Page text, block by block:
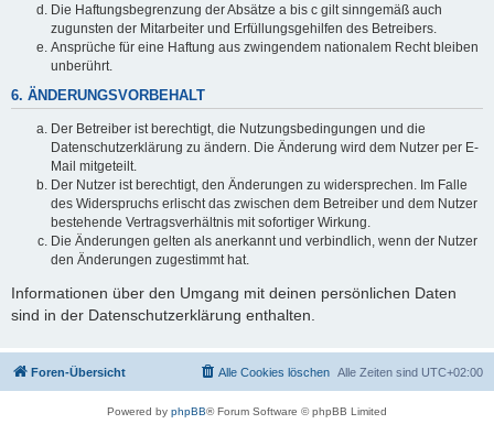
Die Haftungsbegrenzung der Absätze a bis c gilt sinngemäß auch
zugunsten der Mitarbeiter und Erfüllungsgehilfen des Betreibers.
Ansprüche für eine Haftung aus zwingendem nationalem Recht bleiben
unberührt.
6. ÄNDERUNGSVORBEHALT
Der Betreiber ist berechtigt, die Nutzungsbedingungen und die
Datenschutzerklärung zu ändern. Die Änderung wird dem Nutzer per E-
Mail mitgeteilt.
Der Nutzer ist berechtigt, den Änderungen zu widersprechen. Im Falle
des Widerspruchs erlischt das zwischen dem Betreiber und dem Nutzer
bestehende Vertragsverhältnis mit sofortiger Wirkung.
Die Änderungen gelten als anerkannt und verbindlich, wenn der Nutzer
den Änderungen zugestimmt hat.
Informationen über den Umgang mit deinen persönlichen Daten
sind in der Datenschutzerklärung enthalten.
Foren-Übersicht Alle Zeiten sind UTC+02:00
Alle Cookies löschen
Powered by phpBB® Forum Software © phpBB Limited